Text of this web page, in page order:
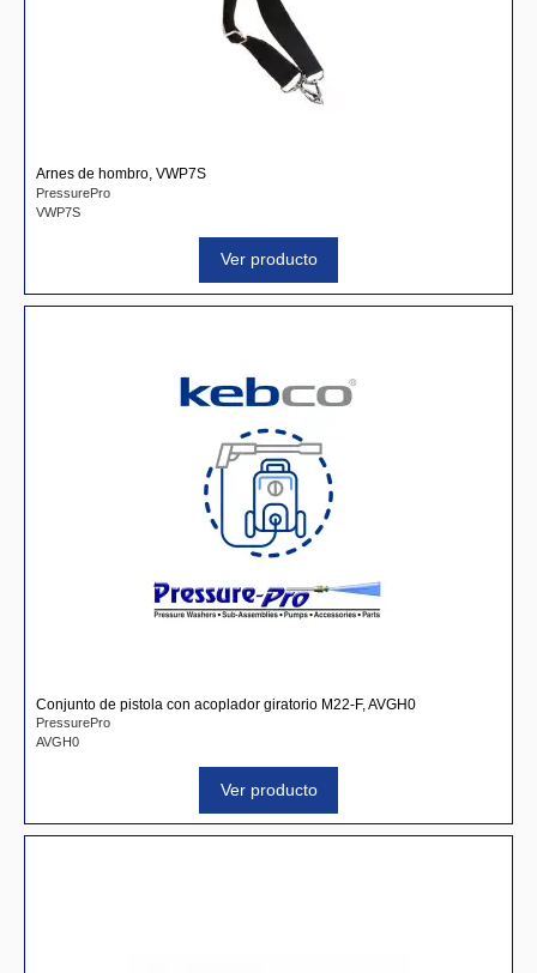
Arnes de hombro, VWP7S
PressurePro
VWP7S
Ver producto
Conjunto de pistola con acoplador giratorio M22-F, AVGH0
PressurePro
AVGH0
Ver producto